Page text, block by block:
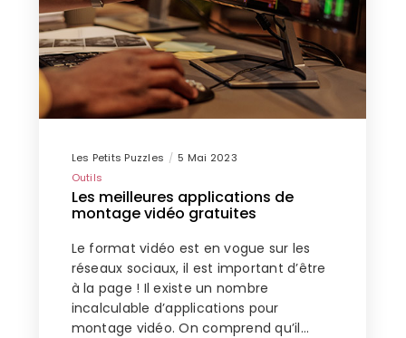
Les Petits Puzzles
5 Mai 2023
Outils
Les meilleures applications de
montage vidéo gratuites
Le format vidéo est en vogue sur les
réseaux sociaux, il est important d’être
à la page ! Il existe un nombre
incalculable d’applications pour
montage vidéo. On comprend qu’il…